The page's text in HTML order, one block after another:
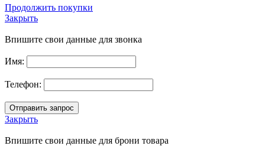
Продолжить покупки
Закрыть
Впишите свои данные для звонка
Имя:
Телефон:
Закрыть
Впишите свои данные для брони товара